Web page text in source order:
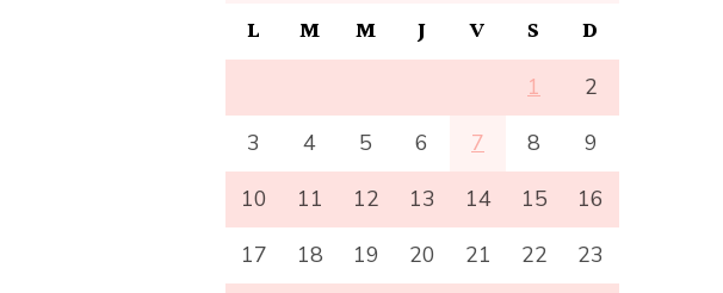
L M M J V S D
1
2
3
4 5 6 7 8
9
10
11 12 13 14 15
16
17
18 19 20 21 22
23